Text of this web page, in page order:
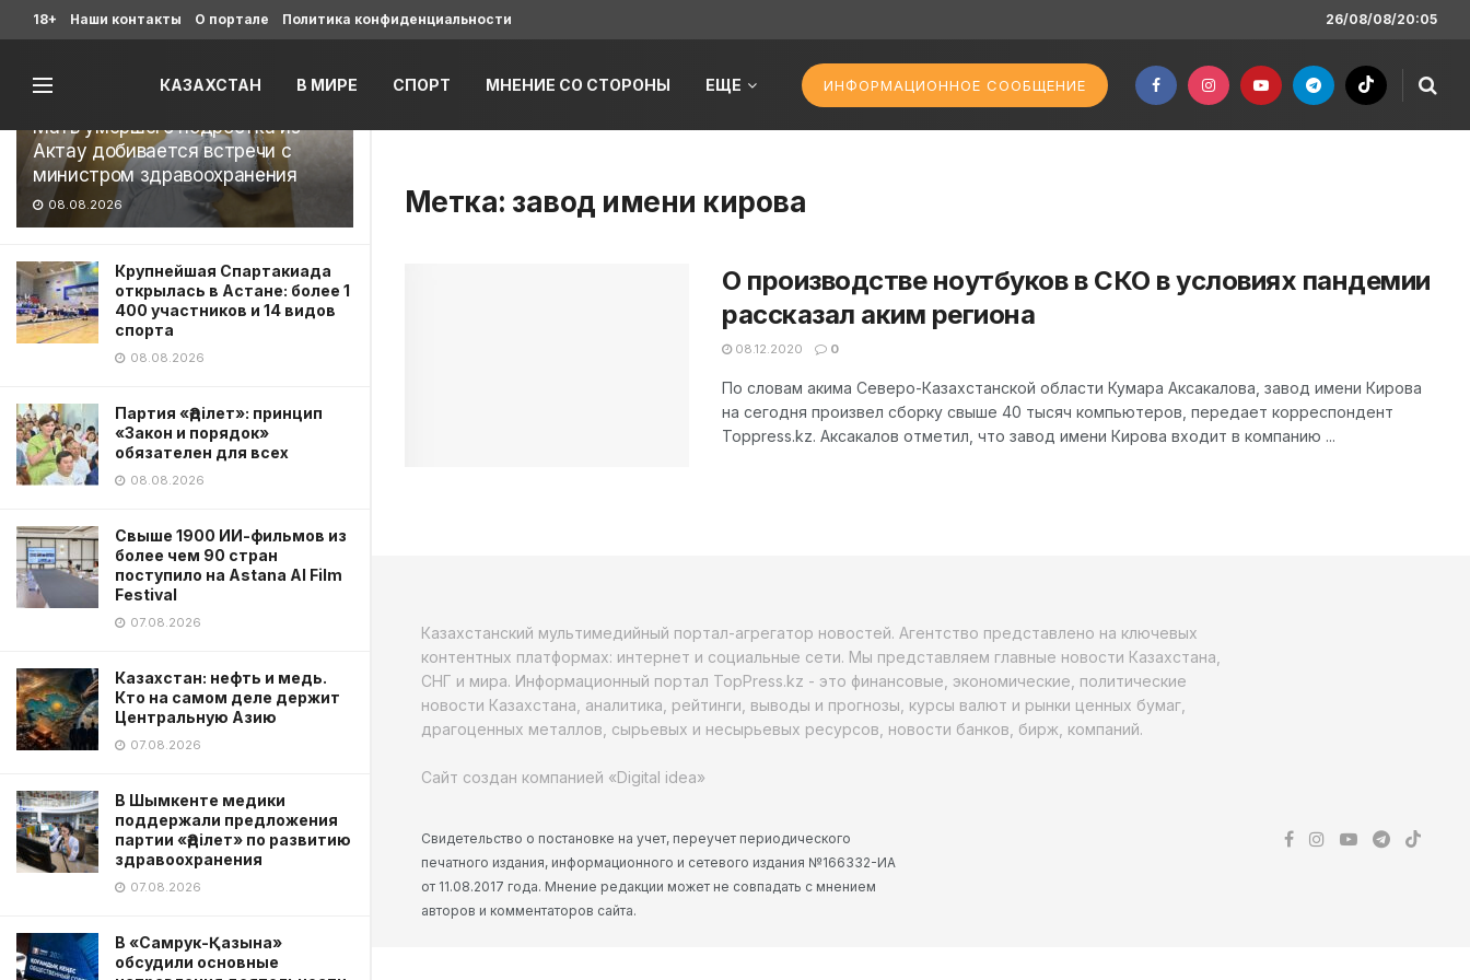
Последние
Мать умершего подростка из
Актау добивается встречи с
министром здравоохранения
08.08.2026
Крупнейшая Спартакиада
открылась в Астане: более 1
400 участников и 14 видов
спорта
08.08.2026
Партия «Әділет»: принцип
«Закон и порядок»
обязателен для всех
08.08.2026
Свыше 1900 ИИ-фильмов из
более чем 90 стран
поступило на Astana AI Film
Festival
07.08.2026
Казахстан: нефть и медь.
Кто на самом деле держит
Центральную Азию
07.08.2026
В Шымкенте медики
поддержали предложения
партии «Әділет» по развитию
здравоохранения
07.08.2026
В «Самрук-Қазына»
обсудили основные
18+ Наши контакты О портале Политика конфиденциальности 26/08/08/20:05
КАЗАХСТАН В МИРЕ СПОРТ МНЕНИЕ СО СТОРОНЫ ЕЩЕ ИНФОРМАЦИОННОЕ СООБЩЕНИЕ
Метка: завод имени кирова
О производстве ноутбуков в СКО в условиях пандемии
рассказал аким региона
08.12.2020 0
По словам акима Северо-Казахстанской области Кумара Аксакалова, завод имени Кирова
на сегодня произвел сборку свыше 40 тысяч компьютеров, передает корреспондент
Toppress.kz. Аксакалов отметил, что завод имени Кирова входит в компанию ...
Казахстанский мультимедийный портал-агрегатор новостей. Агентство представлено на ключевых
контентных платформах: интернет и социальные сети. Мы представляем главные новости Казахстана,
СНГ и мира. Информационный портал TopPress.kz - это финансовые, экономические, политические
новости Казахстана, аналитика, рейтинги, выводы и прогнозы, курсы валют и рынки ценных бумаг,
драгоценных металлов, сырьевых и несырьевых ресурсов, новости банков, бирж, компаний.
Сайт создан компанией «Digital idea»
Свидетельство о постановке на учет, переучет периодического
печатного издания, информационного и сетевого издания №166332-ИА
от 11.08.2017 года. Мнение редакции может не совпадать с мнением
авторов и комментаторов сайта.